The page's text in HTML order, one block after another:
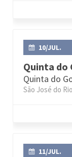
10/JUL.
Quinta do
Quinta do
São José do
11/JUL.